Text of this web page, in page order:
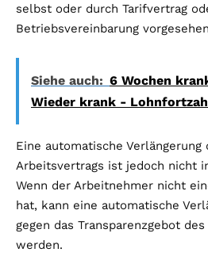
selbst oder durch Tarifvertrag
Betriebsvereinbarung
Siehe auch: 6 Wochen
Wieder krank -
Eine automatische
Arbeitsvertrags ist jedoch nicht
Wenn der Arbeitnehmer nicht
hat, kann eine automatische
gegen das Transparenzgebot des
werden.